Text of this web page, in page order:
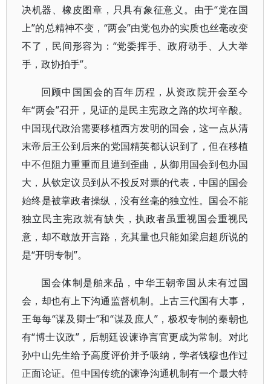
决机器、橡皮图章，只具有象征意义。由于“党在国
上”的总精神不变，“两会”由党包办的实质也丝毫改变
不了，民间形容为：“党委挥手、政府动手、人大举
手，政协拍手”。
回顾中国国会的百年历程，从资政院开会至今
年“两会”召开，见证的是民主宪政之路的坎坷辛酸。
中国现代政治需要移植西方发明的国会，这一点从清
末帝后王公到后来的党国精英都认识到了，但在移植
中不但阻力重重而且遭到歪曲，从御用国会到包办国
大，从钦定议员到从不投反对票的代表，中国的国会
始终是被掌政者操纵，没有丝毫的独立性。国会不能
独立民主宪政就有缺失，执政者虽重视国会重视民
意，却不敢放开言路，充其量也只能如梁启超所说的
是“开明专制”。
国会体制是舶来品，中华王朝帝国从未有过国
会，却也有上下沟通监督机制。上古三代国有大事，
王每每“谋及卿士”和“谋及庶人”，极权专制的秦朝也
有“博士议政”，后朝廷设谏诤言官更成为常制。对此
孙中山先生给予高度评价并予吸纳，学者钱穆也作过
正面论证。但中国传统的谏诤沟通机制有一个最大特